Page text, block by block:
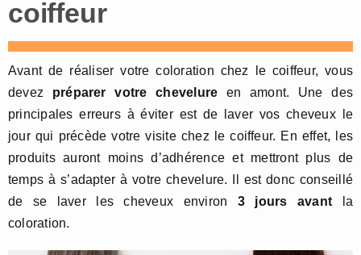
coiffeur
Avant de réaliser votre coloration chez le coiffeur, vous
devez préparer votre chevelure en amont. Une des
principales erreurs à éviter est de laver vos cheveux le
jour qui précède votre visite chez le coiffeur. En effet, les
produits auront moins d’adhérence et mettront plus de
temps à s’adapter à votre chevelure. Il est donc conseillé
de se laver les cheveux environ 3 jours avant la
coloration.